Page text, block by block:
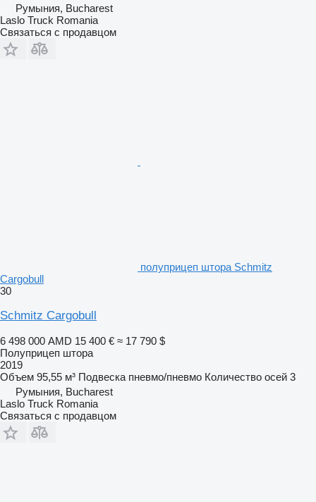
Румыния, Bucharest
Laslo Truck Romania
Связаться с продавцом
полуприцеп штора Schmitz
Cargobull
30
Schmitz Cargobull
6 498 000 AMD 15 400 € ≈ 17 790 $
Полуприцеп штора
2019
Объем 95,55 м³ Подвеска пневмо/пневмо Количество осей 3
Румыния, Bucharest
Laslo Truck Romania
Связаться с продавцом